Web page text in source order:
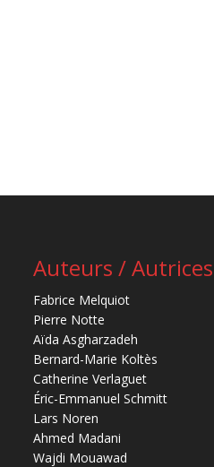
Auteurs / Autrices
Fabrice Melquiot
Pierre Notte
Aïda Asgharzadeh
Bernard-Marie Koltès
Catherine Verlaguet
Éric-Emmanuel Schmitt
Lars Noren
Ahmed Madani
Wajdi Mouawad